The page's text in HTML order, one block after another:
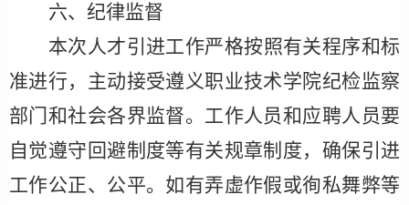
六、纪律监督
本次人才引进工作严格按照有关程序和标
准进行，主动接受遵义职业技术学院纪检监察
部门和社会各界监督。工作人员和应聘人员要
自觉遵守回避制度等有关规章制度，确保引进
工作公正、公平。如有弄虚作假或徇私舞弊等